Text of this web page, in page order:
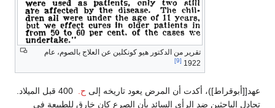
تقرير من الدكتور هيو كونكلين عن العلاج بالصوم، عام
1922
[9]
عهد[[أبوقراط])، أكدت أن المرض يعود تاريخه إلى ح.
400 قبل الميلاد.
تجادل الباحثين ضد الرأي السائد بأن الصرع كان خارق للطبيعة في